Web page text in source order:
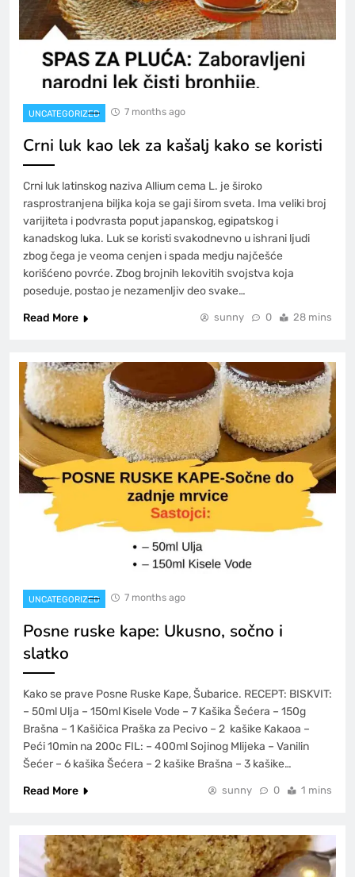
UNCATEGORIZED 7 months ago
Crni luk kao lek za kašalj kako se koristi
Crni luk latinskog naziva Allium cema L. je široko
rasprostranjena biljka koja se gaji širom sveta. Ima veliki broj
varijiteta i podvrasta poput japanskog, egipatskog i
kanadskog luka. Luk se koristi svakodnevno u ishrani ljudi
zbog čega je veoma cenjen i spada medju najčešće
korišćeno povrće. Zbog brojnih lekovitih svojstva koja
poseduje, postao je nezamenljiv deo svake…
Read More
sunny 0 28 mins
UNCATEGORIZED 7 months ago
Posne ruske kape: Ukusno, sočno i
slatko
Kako se prave Posne Ruske Kape, Šubarice. RECEPT: BISKVIT:
– 50ml Ulja – 150ml Kisele Vode – 7 Kašika Šećera – 150g
Brašna – 1 Kašičica Praška za Pecivo – 2 kašike Kakaoa –
Peći 10min na 200c FIL: – 400ml Sojinog Mlijeka – Vanilin
Šećer – 6 kašika Šećera – 2 kašike Brašna – 3 kašike…
Read More
sunny 0 1 mins